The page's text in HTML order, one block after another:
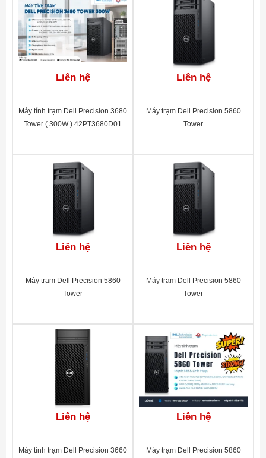
Liên hệ
Máy tính trạm Dell Precision 3680
Tower ( 300W ) 42PT3680D01
Liên hệ
Máy trạm Dell Precision 5860
Tower
Liên hệ
Máy trạm Dell Precision 5860
Tower
Liên hệ
Máy trạm Dell Precision 5860
Tower
Liên hệ
Máy tính trạm Dell Precision 3660
Liên hệ
Máy trạm Dell Precision 5860